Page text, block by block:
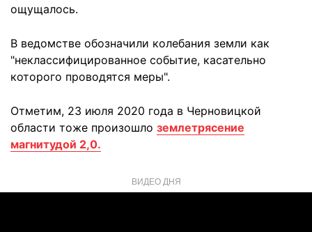
ощущалось.
В ведомстве обозначили колебания земли как
"неклассифицированное событие, касательно
которого проводятся меры".
Отметим, 23 июля 2020 года в Черновицкой
области тоже произошло землетрясение
магнитудой 2,0.
ВИДЕО ДНЯ